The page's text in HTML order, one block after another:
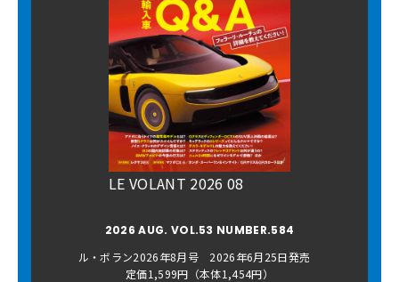
LE VOLANT 2026 08
2026 AUG. VOL.53 NUMBER.584
ル・ボラン2026年8月号 2026年6月25日発売
定価1,599円（本体1,454円）